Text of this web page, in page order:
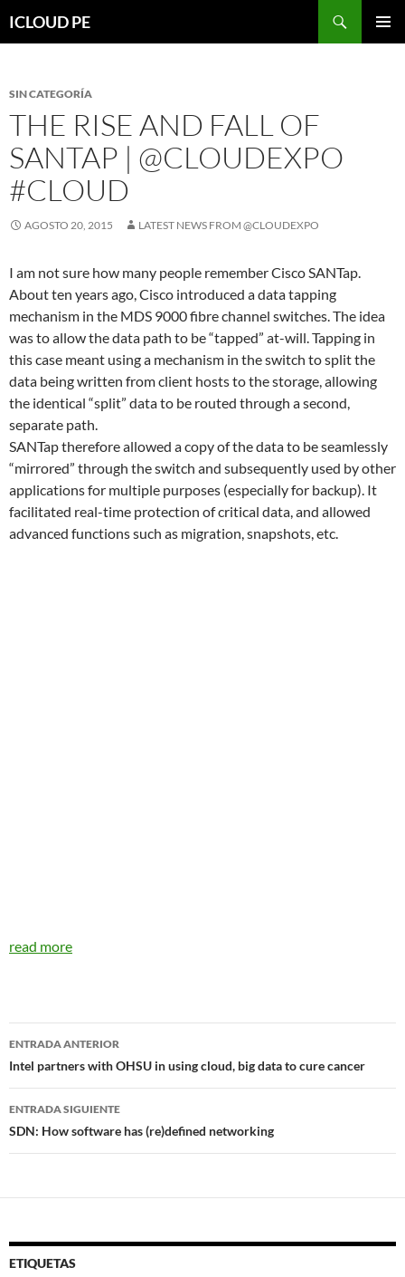
hacia
ICLOUD PE
SIN CATEGORÍA
THE RISE AND FALL OF
SANTAP | @CLOUDEXPO
#CLOUD
AGOSTO 20, 2015 LATEST NEWS FROM @CLOUDEXPO
I am not sure how many people remember Cisco SANTap.
About ten years ago, Cisco introduced a data tapping
mechanism in the MDS 9000 fibre channel switches. The idea
was to allow the data path to be “tapped” at-will. Tapping in
this case meant using a mechanism in the switch to split the
data being written from client hosts to the storage, allowing
the identical “split” data to be routed through a second,
separate path.
SANTap therefore allowed a copy of the data to be seamlessly
“mirrored” through the switch and subsequently used by other
applications for multiple purposes (especially for backup). It
facilitated real-time protection of critical data, and allowed
advanced functions such as migration, snapshots, etc.
read more
Navegador
de
entradas
ENTRADA ANTERIOR
Intel partners with OHSU in using cloud, big data to cure cancer
ENTRADA SIGUIENTE
SDN: How software has (re)defined networking
ETIQUETAS